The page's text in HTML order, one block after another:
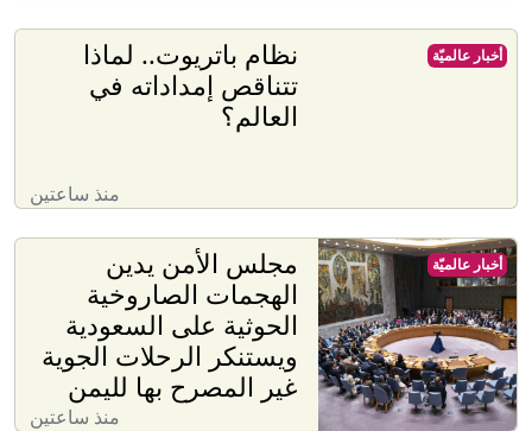
نظام باتريوت.. لماذا
تتناقص إمداداته في
العالم؟
منذ ساعتين
أخبار عالميّة
مجلس الأمن يدين
الهجمات الصاروخية
الحوثية على السعودية
ويستنكر الرحلات الجوية
غير المصرح بها لليمن
منذ ساعتين
أخبار عالميّة